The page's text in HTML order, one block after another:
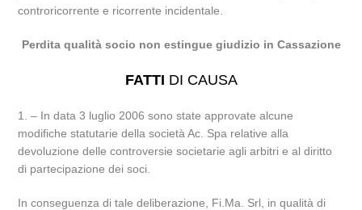
controricorrente e ricorrente incidentale.
Perdita qualità socio non estingue giudizio in Cassazione
FATTI DI CAUSA
1. – In data 3 luglio 2006 sono state approvate alcune
modifiche statutarie della società Ac. Spa relative alla
devoluzione delle controversie societarie agli arbitri e al diritto
di partecipazione dei soci.
In conseguenza di tale deliberazione, Fi.Ma. Srl, in qualità di